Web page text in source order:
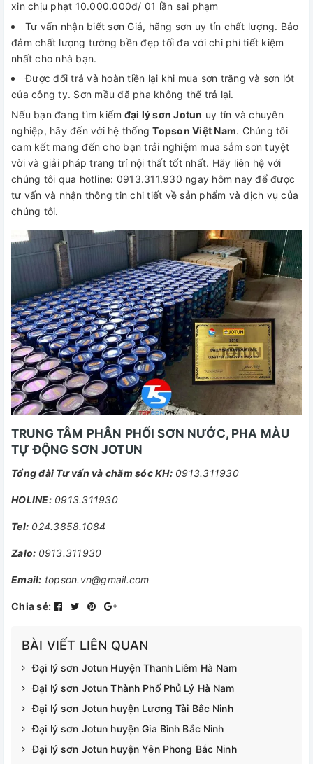
xin chịu phạt 10.000.000đ/ 01 lần sai phạm
Tư vấn nhận biết sơn Giả, hãng sơn uy tín chất lượng. Bảo
đảm chất lượng tường bền đẹp tối đa với chi phí tiết kiệm
nhất cho nhà bạn.
Được đổi trả và hoàn tiền lại khi mua sơn trắng và sơn lót
của công ty. Sơn mầu đã pha không thể trả lại.
Nếu bạn đang tìm kiếm đại lý sơn Jotun uy tín và chuyên
nghiệp, hãy đến với hệ thốngTopson Việt Nam. Chúng tôi
cam kết mang đến cho bạn trải nghiệm mua sắm sơn tuyệt
vời và giải pháp trang trí nội thất tốt nhất. Hãy liên hệ với
chúng tôi qua hotline: 0913.311.930 ngay hôm nay để được
tư vấn và nhận thông tin chi tiết về sản phẩm và dịch vụ của
chúng tôi.
TRUNG TÂM PHÂN PHỐI SƠN NƯỚC, PHA MÀU
TỰ ĐỘNG SƠN JOTUN
Tổng đài Tư vấn và chăm sóc KH:0913.311930
HOLINE:0913.311930
Tel: 024.3858.1084
Zalo: 0913.311930
Email: topson.vn@gmail.com
Chia sẻ:
BÀI VIẾT LIÊN QUAN
Đại lý sơn Jotun Huyện Thanh Liêm Hà Nam
Đại lý sơn Jotun Thành Phố Phủ Lý Hà Nam
Đại lý sơn Jotun huyện Lương Tài Bắc Ninh
Đại lý sơn Jotun huyện Gia Bình Bắc Ninh
Đại lý sơn Jotun huyện Yên Phong Bắc Ninh